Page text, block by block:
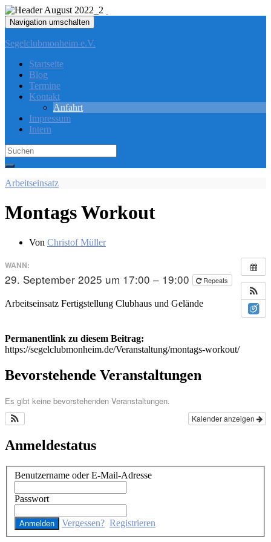
Navigation umschalten
Segelclubmonheim e.V.
Startseite
Blog
Termine
Kontakt
Anfahrt
Impressum
Intern
Search
for:
Arbeitseinsatz
Montags Workout
Von Christof Müller
WANN:
29. September 2025 um 17:00 – 19:00 Repeats
Arbeitseinsatz Fertigstellung Clubhaus und Gelände
Permanentlink zu diesem Beitrag:
https://segelclubmonheim.de/Veranstaltung/montags-workout/
Bevorstehende Veranstaltungen
Es gibt keine bevorstehenden Veranstaltungen.
Kalender anzeigen
Anmeldestatus
Benutzername oder E-Mail-Adresse
Passwort
Vergessen? Registrieren